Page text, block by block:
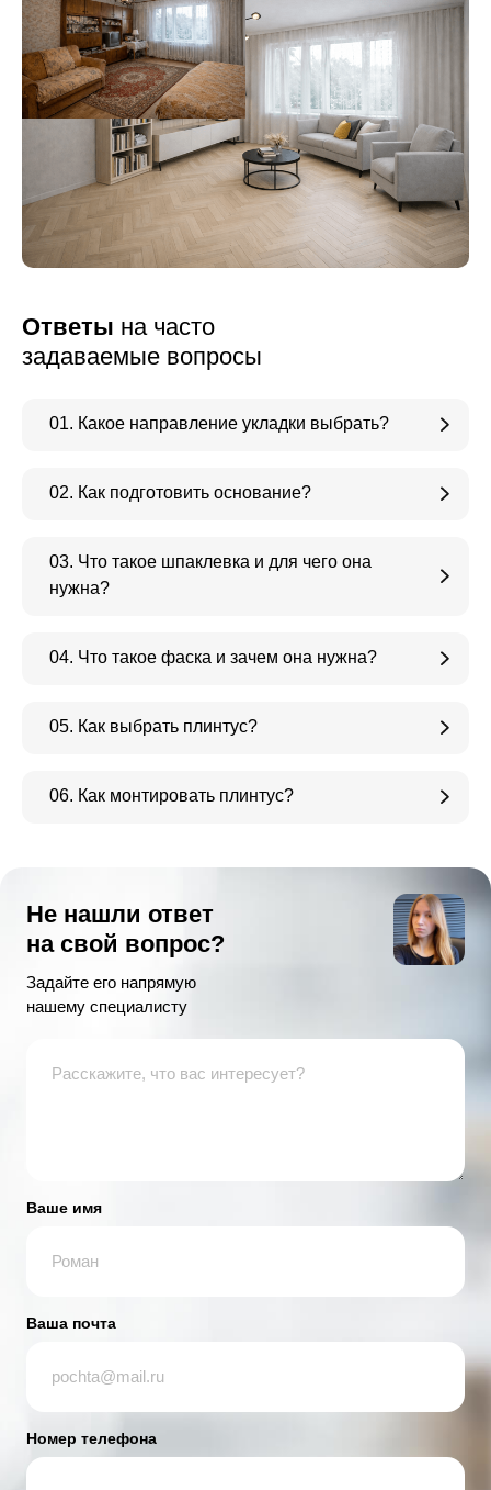
Ответы на часто
задаваемые вопросы
01. Какое направление укладки выбрать?
02. Как подготовить основание?
03. Что такое шпаклевка и для чего она
нужна?
04. Что такое фаска и зачем она нужна?
05. Как выбрать плинтус?
06. Как монтировать плинтус?
Не нашли ответ
на свой вопрос?
Задайте его напрямую
нашему специалисту
Ваше имя
Ваша почта
Номер телефона